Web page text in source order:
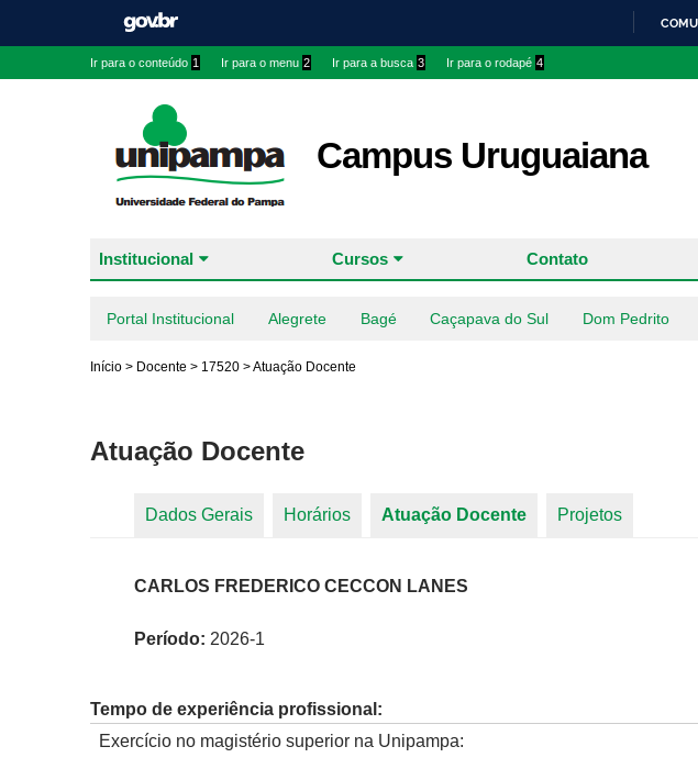
Ir para o conteúdo 1 Ir para o menu 2 Ir para a busca 3 Ir para o rodapé 4
Campus Uruguaiana
Institucional Cursos Contato
Portal Institucional Alegrete Bagé Caçapava do Sul Dom Pedrito
Início > Docente > 17520 >Atuação Docente
Atuação Docente
Dados Gerais Horários Atuação Docente (aba ativa)
Projetos
CARLOS FREDERICO CECCON LANES
Período: 2026-1
Tempo de experiência profissional:
Exercício no magistério superior na Unipampa: